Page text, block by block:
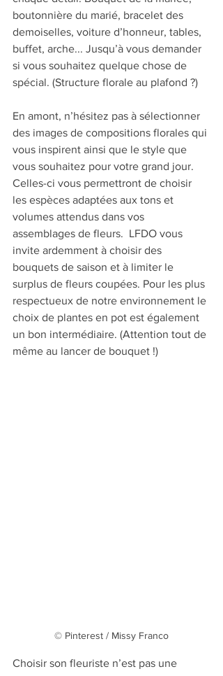
boutonnière du marié, bracelet des
demoiselles, voiture d’honneur, tables,
buffet, arche... Jusqu’à vous demander
si vous souhaitez quelque chose de
spécial. (Structure florale au plafond ?)
En amont, n’hésitez pas à sélectionner
des images de compositions florales qui
vous inspirent ainsi que le style que
vous souhaitez pour votre grand jour.
Celles-ci vous permettront de choisir
les espèces adaptées aux tons et
volumes attendus dans vos
assemblages de fleurs.  LFDO vous
invite ardemment à choisir des
bouquets de saison et à limiter le
surplus de fleurs coupées. Pour les plus
respectueux de notre environnement le
choix de plantes en pot est également
un bon intermédiaire. (Attention tout de
même au lancer de bouquet !)
© Pinterest / Missy Franco
Choisir son fleuriste n’est pas une